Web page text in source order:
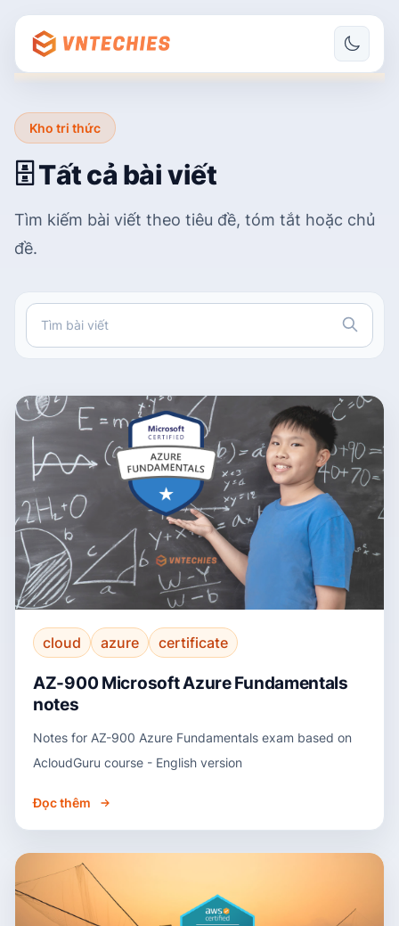
Kho tri thức
🗄️ Tất cả bài viết
Tìm kiếm bài viết theo tiêu đề, tóm tắt hoặc chủ
đề.
cloud azure certificate
AZ-900 Microsoft Azure Fundamentals
notes
Notes for AZ-900 Azure Fundamentals exam based on
AcloudGuru course - English version
Đọc thêm